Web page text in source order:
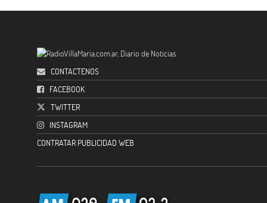
CONTACTENOS
FACEBOOK
TWITTER
INSTAGRAM
CONTRATAR PUBLICIDAD WEB